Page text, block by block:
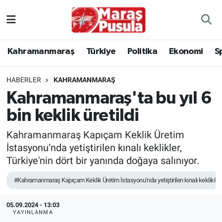
Kahramanmaraş Türkiye Politika Ekonomi
HABERLER KAHRAMANMARAŞ
Kahramanmaraş'ta bu yıl 6
bin keklik üretildi
Kahramanmaraş Kapıçam Keklik Üretim
İstasyonu’nda yetiştirilen kınalı keklikler,
Türkiye'nin dört bir yanında doğaya salınıyor.
#Kahramanmaraş Kapıçam Keklik Üretim İstasyonu’nda yetiştirilen kınalı keklikler
05.09.2024 - 13:03
YAYINLANMA
Politika
Ekonomi
Spor
Sağlık
İstanbul Trafik Yoğunluk Haritası
Süper Lig Puan Durumu ve Fikstür
Tüm Manşetler
Haber Arşivi